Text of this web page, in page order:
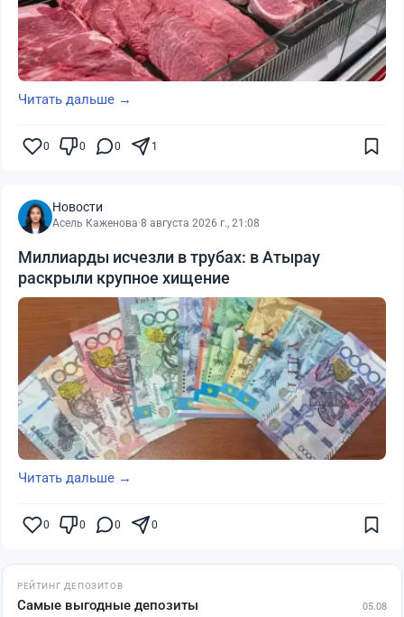
Читать дальше →
0 0 0 1
Новости
Асель Каженова·8 августа 2026 г., 21:08
Миллиарды исчезли в трубах: в Атырау
раскрыли крупное хищение
Читать дальше →
0 0 0 0
РЕЙТИНГ ДЕПОЗИТОВ
Самые выгодные депозиты 05.08